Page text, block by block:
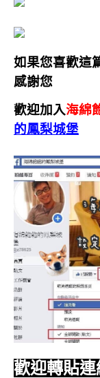
如果您喜歡這
感謝您
歡迎加入海綿
的鳳梨城堡
歡迎轉貼